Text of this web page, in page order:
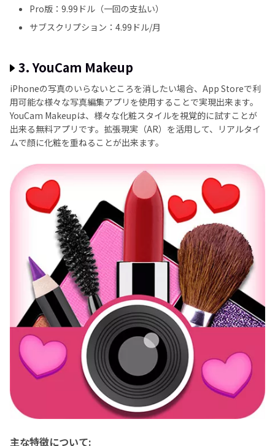
Pro版：9.99ドル（一回の支払い）
サブスクリプション：4.99ドル/月
3. YouCam Makeup
iPhoneの写真のいらないところを消したい場合、App Storeで利
用可能な様々な写真編集アプリを使用することで実現出来ます。
YouCam Makeupは、様々な化粧スタイルを視覚的に試すことが
出来る無料アプリです。拡張現実（AR）を活用して、リアルタイ
ムで顔に化粧を重ねることが出来ます。
主な特徴について: